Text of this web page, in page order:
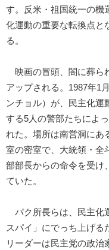
す。反米・祖国統一の機
化運動の重要な転換点と
る。
映画の冒頭、闇に葬ら
アップされる。1987年1
ンチョル）が、民主化運
する5人の警部たちによ
れた。場所は南営洞にあ
室の密室で、大統領・全
部部長からの命令を受け
ていた。
パク所長らは、民主化
スパイ」にでっち上げる
リーダーは民主党の政治